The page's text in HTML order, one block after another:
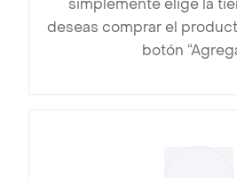
simplemente elige la
deseas comprar el
botón